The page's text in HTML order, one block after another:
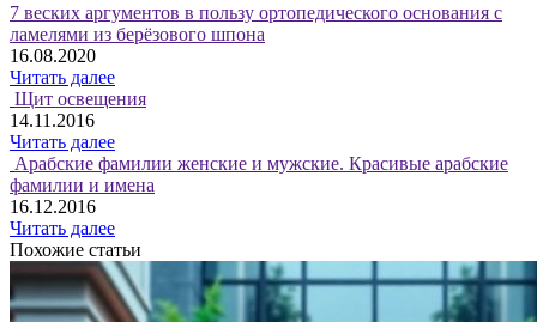
7 веских аргументов в пользу ортопедического основания с
ламелями из берёзового шпона
16.08.2020
Читать далее
Щит освещения
14.11.2016
Читать далее
Арабские фамилии женские и мужские. Красивые арабские
фамилии и имена
16.12.2016
Читать далее
Похожие статьи